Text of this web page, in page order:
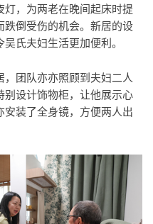
，为两老在晚间起床时提
倒受伤的机会。新居的设
氏夫妇生活更加便利。
团队亦亦照顾到夫妇二人
设计饰物柜，让他展示心
装了全身镜，方便两人出